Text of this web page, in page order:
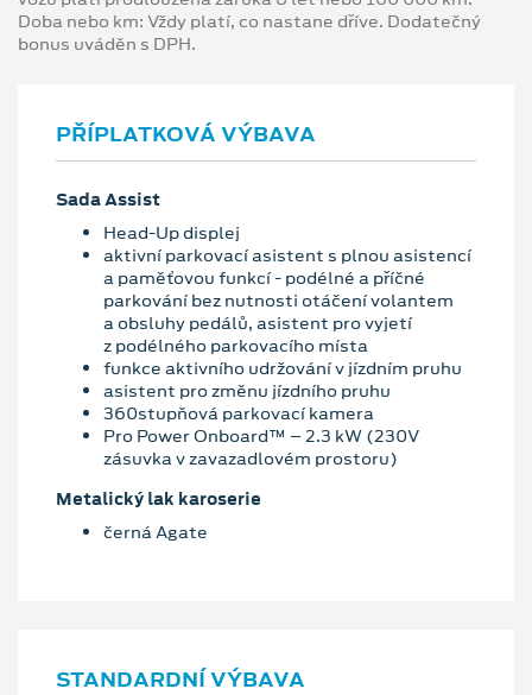
Doba nebo km: Vždy platí, co nastane dříve. Dodatečný
bonus uváděn s DPH.
PŘÍPLATKOVÁ VÝBAVA
Sada Assist
Head-Up displej
aktivní parkovací asistent s plnou asistencí
a paměťovou funkcí - podélné a příčné
parkování bez nutnosti otáčení volantem
a obsluhy pedálů, asistent pro vyjetí
z podélného parkovacího místa
funkce aktivního udržování v jízdním pruhu
asistent pro změnu jízdního pruhu
360stupňová parkovací kamera
Pro Power Onboard™ – 2.3 kW (230V
zásuvka v zavazadlovém prostoru)
Metalický lak karoserie
černá Agate
STANDARDNÍ VÝBAVA